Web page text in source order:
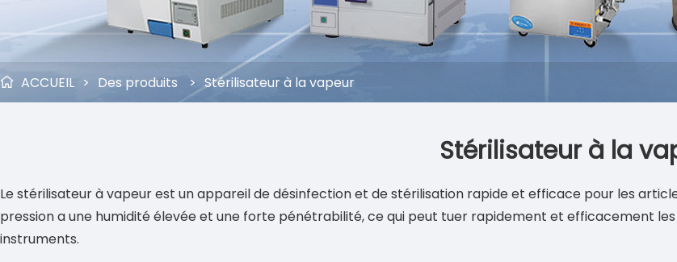
 ACCUEIL > Des produits > Stérilisateur à la vapeur
Stérilisateur à la
Le stérilisateur à vapeur est un appareil de désinfection et de stérilisation rapide et efficace pour les
pression a une humidité élevée et une forte pénétrabilité, ce qui peut tuer rapidement et efficacement
instruments.